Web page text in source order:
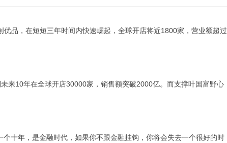
，在短短三年时间内快速崛起，全球开店将近1800家，营业额超过
10年在全球开店30000家，销售额突破2000亿。而支撑叶国富野心
十年，是金融时代，如果你不跟金融挂钩，你将会失去一个很好的时